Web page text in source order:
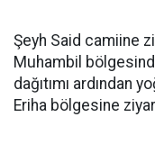
Şeyh Said camiine
Muhambil
dağıtımı ardından
Eriha bölgesine